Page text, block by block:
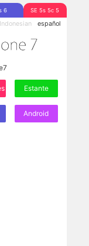
6 SE 5s 5c 5
Indonesian español
Estante
Android